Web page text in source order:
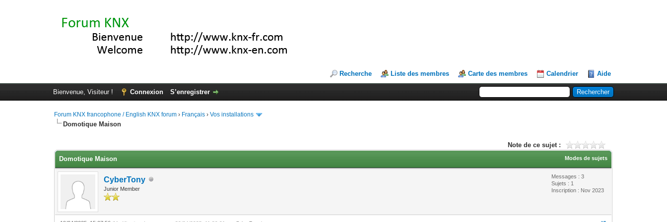
Recherche Liste des membres Carte des membres Calendrier Aide
Bienvenue, Visiteur ! Connexion S’enregistrer
Forum KNX francophone / English KNX forum › Français ›Vos installations
Domotique Maison
Note de ce sujet :
Modes de sujets
Domotique Maison
CyberTony
Junior Member
Messages : 3
Sujets : 1
Inscription : Nov 2023